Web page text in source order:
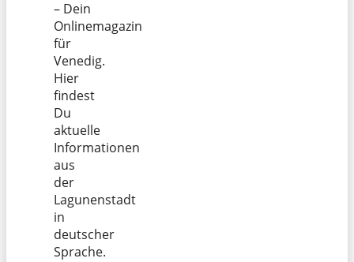
– Dein
Onlinemagazin
für
Venedig.
Hier
findest
Du
aktuelle
Informationen
aus
der
Lagunenstadt
in
deutscher
Sprache.